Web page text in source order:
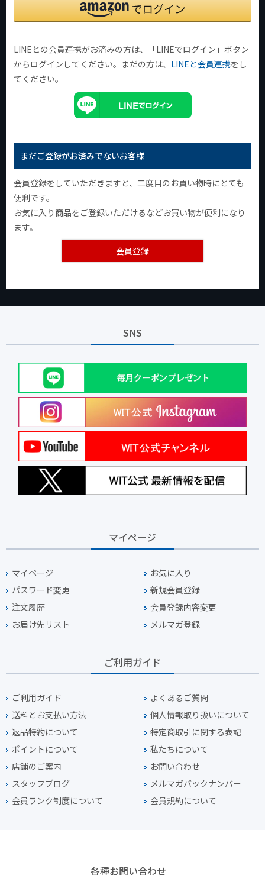
LINEとの会員連携がお済みの方は、「LINEでログイン」ボタン
からログインしてください。まだの方は、 LINEと会員連携をし
てください。
まだご登録がお済みでないお客様
会員登録をしていただきますと、二度目のお買い物時にとても
便利です。
お気に入り商品をご登録いただけるなどお買い物が便利になり
ます。
会員登録
SNS
マイページ
マイページ
お気に入り
パスワード変更
新規会員登録
注文履歴
会員登録内容変更
お届け先リスト
メルマガ登録
ご利用ガイド
ご利用ガイド
よくあるご質問
送料とお支払い方法
個人情報取り扱いについて
返品特約について
特定商取引に関する表記
ポイントについて
私たちについて
店舗のご案内
お問い合わせ
スタッフブログ
メルマガバックナンバー
会員ランク制度について
会員規約について
各種お問い合わせ